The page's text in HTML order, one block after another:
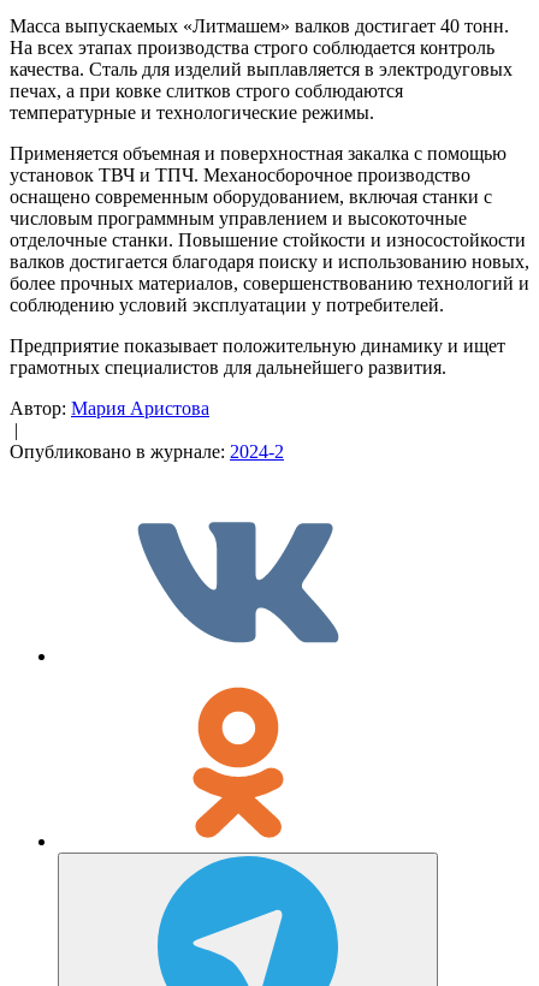
Масса выпускаемых «Литмашем» валков достигает 40 тонн.
На всех этапах производства строго соблюдается контроль
качества. Сталь для изделий выплавляется в электродуговых
печах, а при ковке слитков строго соблюдаются
температурные и технологические режимы.
Применяется объемная и поверхностная закалка с помощью
установок ТВЧ и ТПЧ. Механосборочное производство
оснащено современным оборудованием, включая станки с
числовым программным управлением и высокоточные
отделочные станки. Повышение стойкости и износостойкости
валков достигается благодаря поиску и использованию новых,
более прочных материалов, совершенствованию технологий и
соблюдению условий эксплуатации у потребителей.
Предприятие показывает положительную динамику и ищет
грамотных специалистов для дальнейшего развития.
Автор: Мария Аристова
|
Опубликовано в журнале: 2024-2